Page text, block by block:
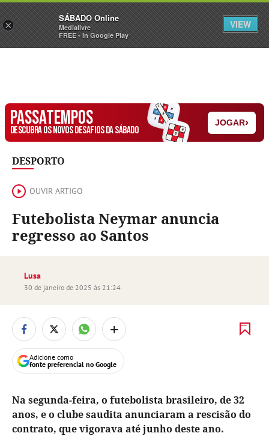
Sábado Assine Iniciar Sessão
PASSATEMPOS
DESCUBRA OS NOVOS DESAFIOS DA SÁBADO
JOGAR›
DESPORTO
OUVIR ARTIGO
Futebolista Neymar anuncia
regresso ao Santos
Lusa
30 de janeiro de 2025 às 21:24
+
Adicione como
fonte preferencial no Google
Na segunda-feira, o futebolista brasileiro, de 32
anos, e o clube saudita anunciaram a rescisão do
contrato, que vigorava até junho deste ano.
×
SÁBADO Online
Medialivre
FREE - In Google Play
VIEW